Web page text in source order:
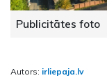
Publicitātes foto
Autors: irliepaja.lv